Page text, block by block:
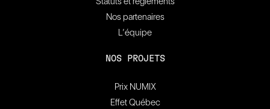
Nos partenaires
L’équipe
NOS PROJETS
Prix NUMIX
Effet Québec